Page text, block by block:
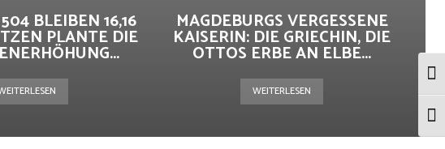
BLEIBEN 16,16
PLANTE DIE
MAGDEBURGS VERGESSENE
KAISERIN: DIE GRIECHIN, DIE
OTTOS ERBE AN ELBE...
WEITERLESEN